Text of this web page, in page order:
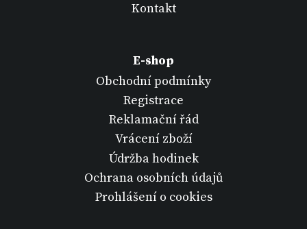
Kontakt
E-shop
Obchodní podmínky
Registrace
Reklamační řád
Vrácení zboží
Údržba hodinek
Ochrana osobních údajů
Prohlášení o cookies